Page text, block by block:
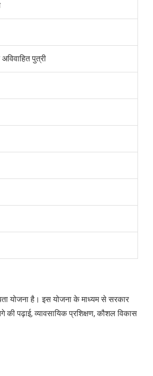
पुत्री
योजना है। इस योजना के माध्यम से सरकार
की पढ़ाई, व्यावसायिक प्रशिक्षण, कौशल विकास